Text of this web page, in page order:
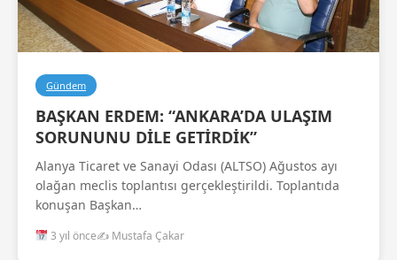
Gündem
BAŞKAN ERDEM: “ANKARA’DA ULAŞIM
SORUNUNU DİLE GETİRDİK”
Alanya Ticaret ve Sanayi Odası (ALTSO) Ağustos ayı
olağan meclis toplantısı gerçekleştirildi. Toplantıda
konuşan Başkan…
3 yıl önce✍️ Mustafa Çakar